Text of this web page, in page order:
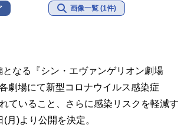
画像一覧 (1件)
なる『シン・エヴァンゲリオン劇場
劇場にて新型コロナウイルス感染症
ていること、さらに感染リスクを軽減す
月)より公開を決定。